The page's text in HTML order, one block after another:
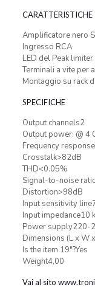
CARATTERISTICHE
Amplificatore nero
Ingresso RCA
LED del Peak
Terminali a vite per
Montaggio su rack
SPECIFICHE
Output channels2
Output power: @ 4
Frequency
Crosstalk>82dB
THD<0.05%
Signal-to-noise
Distortion>98dB
Input sensitivity
Input impedance10
Power supply220-
Dimensions (L x W
Is the item 19″?Yes
Weight4,00
Vai al sito